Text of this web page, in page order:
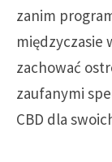
zanim
międzyczasie
zachować
zaufanymi
CBD dla